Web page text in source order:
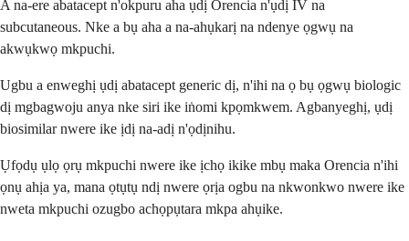
A na-ere abatacept n'okpuru aha ụdị Orencia n'ụdị IV na
subcutaneous. Nke a bụ aha a na-ahụkarị na ndenye ọgwụ na
akwụkwọ mkpuchi.
Ugbu a enweghị ụdị abatacept generic dị, n'ihi na ọ bụ ọgwụ biologic
dị mgbagwoju anya nke siri ike iṅomi kpọmkwem. Agbanyeghị, ụdị
biosimilar nwere ike ịdị na-adị n'ọdịnihu.
Ụfọdụ ụlọ ọrụ mkpuchi nwere ike ịchọ ikike mbụ maka Orencia n'ihi
ọnụ ahịa ya, mana ọtụtụ ndị nwere ọrịa ogbu na nkwonkwo nwere ike
nweta mkpuchi ozugbo achọpụtara mkpa ahụike.